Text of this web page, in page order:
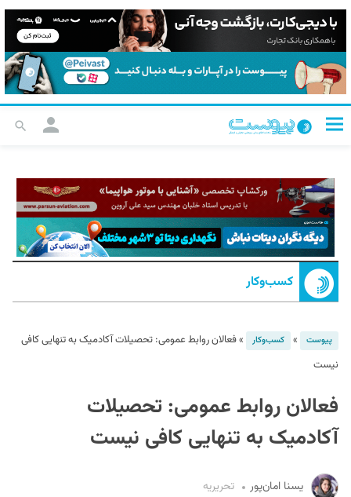
کسب‌و‌کار
پیوست » کسب‌و‌کار »فعالان روابط عمومی: تحصیلات آکادمیک به تنهایی کافی
نیست
فعالان روابط عمومی: تحصیلات
آکادمیک به تنهایی کافی نیست
یسنا امان‌پور تحریریه